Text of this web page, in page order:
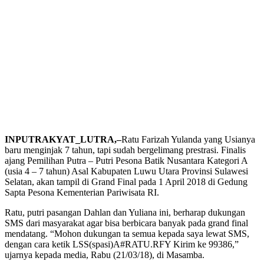
INPUTRAKYAT_LUTRA,–Ratu Farizah Yulanda yang Usianya
baru menginjak 7 tahun, tapi sudah bergelimang prestrasi. Finalis
ajang Pemilihan Putra – Putri Pesona Batik Nusantara Kategori A
(usia 4 – 7 tahun) Asal Kabupaten Luwu Utara Provinsi Sulawesi
Selatan, akan tampil di Grand Final pada 1 April 2018 di Gedung
Sapta Pesona Kementerian Pariwisata RI.
Ratu, putri pasangan Dahlan dan Yuliana ini, berharap dukungan
SMS dari masyarakat agar bisa berbicara banyak pada grand final
mendatang. “Mohon dukungan ta semua kepada saya lewat SMS,
dengan cara ketik LSS(spasi)A#RATU.RFY Kirim ke 99386,”
ujarnya kepada media, Rabu (21/03/18), di Masamba.